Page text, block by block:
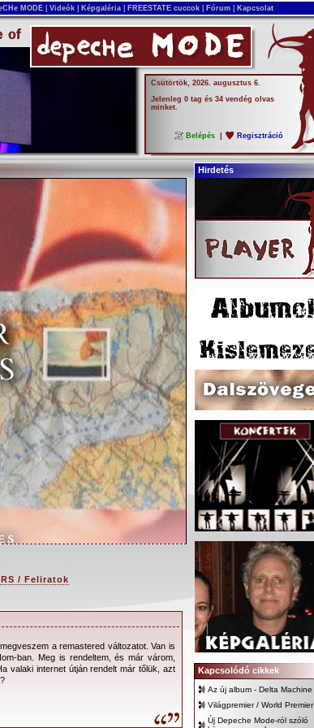
MODE Videók Képgaléria FREESTATE cuccok Fórum Kapcsolat
Csütörtök, 2026. augusztus 6.
Jelenleg 0 tag és 34 vendég olvas
minket.
Belépés Regisztráció
Hirdetés
követve a
készült rövid
olvashatjátok.
/ Feliratok
a remastered változatot. Van is
ban. Meg is rendeltem, és már várom,
valaki internet útján rendelt már tőlük, azt
Kapcsolódó cikkek
Az új album - Delta Machine
Világpremier / World Premier
Új Depeche Mode-ról szóló